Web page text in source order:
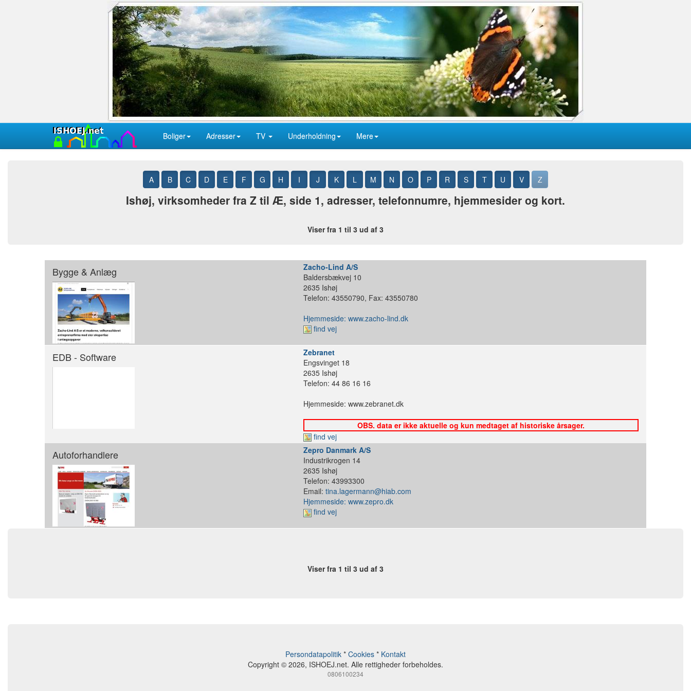
Boliger Adresser TV Underholdning Mere
A B C D E F G H I J K L M N O P R S T U V Z
Ishøj, virksomheder fra Z til Æ, side 1, adresser, telefonnumre, hjemmesider og kort.
Viser fra 1 til 3 ud af 3
Bygge & Anlæg
Zacho-Lind A/S
Baldersbækvej 10
2635 Ishøj
Telefon: 43550790, Fax: 43550780
Hjemmeside: www.zacho-lind.dk
find vej
EDB - Software
Zebranet
Engsvinget 18
2635 Ishøj
Telefon: 44 86 16 16
Hjemmeside: www.zebranet.dk
OBS. data er ikke aktuelle og kun medtaget af historiske årsager.
find vej
Autoforhandlere
Zepro Danmark A/S
Industrikrogen 14
2635 Ishøj
Telefon: 43993300
Email: tina.lagermann@hiab.com
Hjemmeside: www.zepro.dk
find vej
Viser fra 1 til 3 ud af 3
Persondatapolitik * Cookies * Kontakt
Copyright © 2026, ISHOEJ.net. Alle rettigheder forbeholdes.
0806100234